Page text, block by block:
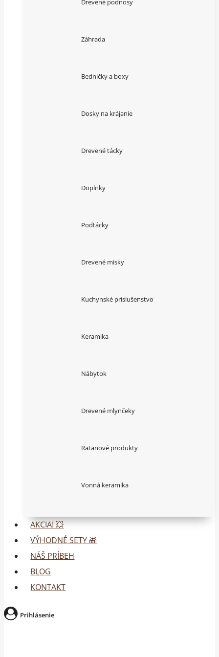
Drevené podnosy
Záhrada
Bedničky a boxy
Dosky na krájanie
Drevené tácky
Doplnky
Podtácky
Drevené misky
Kuchynské príslušenstvo
Keramika
Nábytok
Drevené mlynčeky
Ratanové produkty
Vonná keramika
AKCIA! 💥
VÝHODNÉ SETY 🎁
NÁŠ PRÍBEH
BLOG
KONTAKT
Prihlásenie